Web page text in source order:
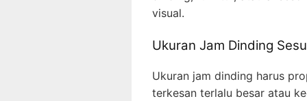
visual.
Ukuran Jam Dinding
Ukuran jam dinding harus
terkesan terlalu besar atau